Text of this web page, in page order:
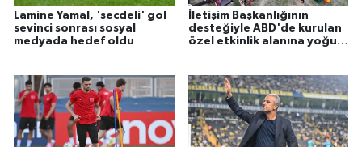
Lamine Yamal, 'secdeli' gol
sevinci sonrası sosyal
medyada hedef oldu
İletişim Başkanlığının
desteğiyle ABD'de kurulan
özel etkinlik alanına yoğun